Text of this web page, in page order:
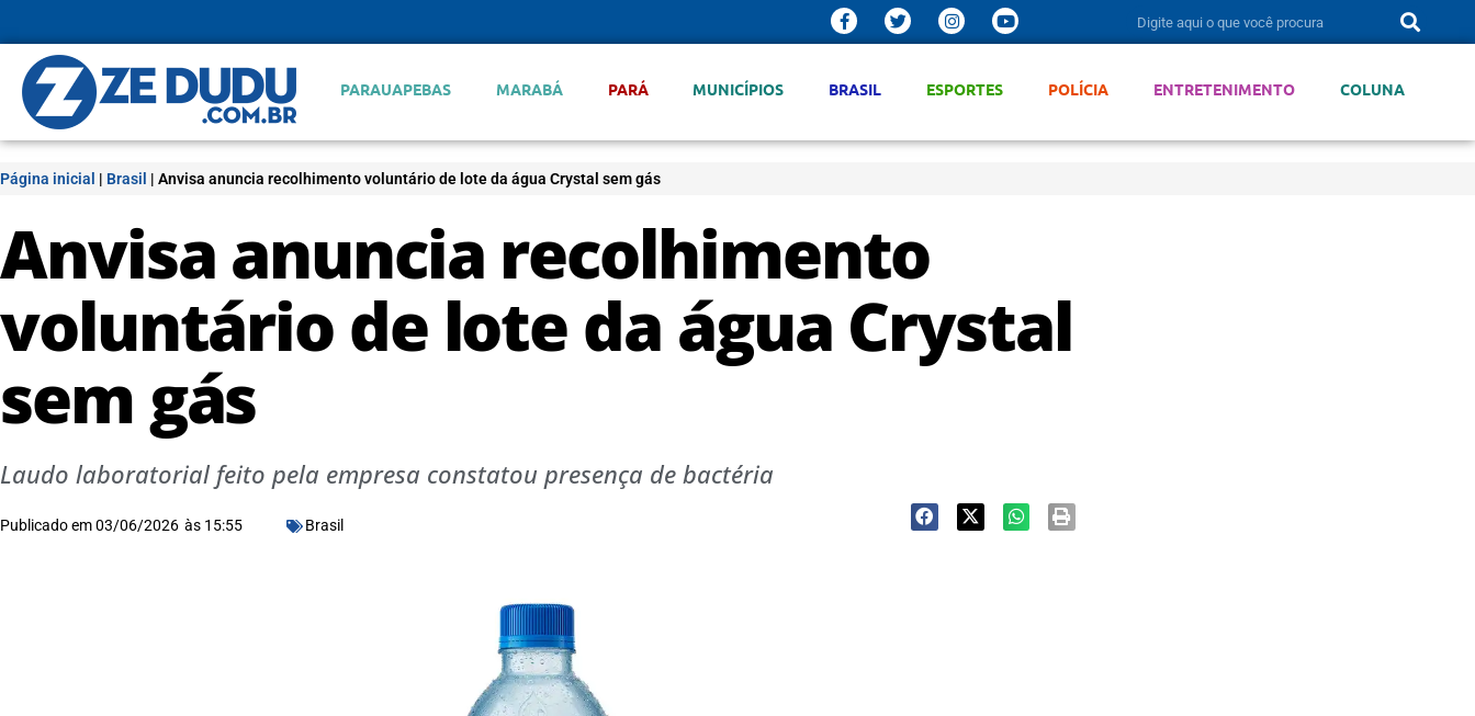
PARAUAPEBAS MARABÁ PARÁ MUNICÍPIOS BRASIL ESPORTES POLÍCIA ENTRETENIMENTO COLUNA
Página inicial | Brasil | Anvisa anuncia recolhimento voluntário de lote da água Crystal sem gás
Anvisa anuncia recolhimento
voluntário de lote da água Crystal
sem gás
Laudo laboratorial feito pela empresa constatou presença de bactéria
Publicado em03/06/2026 às 15:55 Brasil